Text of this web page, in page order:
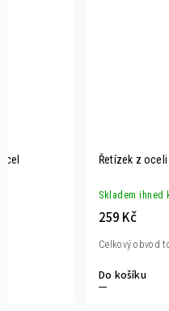
Řetízek z
Skladem ihned
259 Kč
Do košíku
Celkový obvod